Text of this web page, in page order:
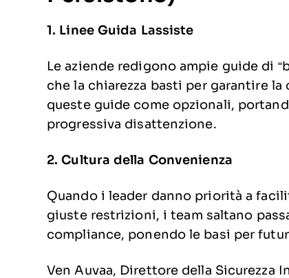
1. Linee Guida Lassiste
Le aziende redigono ampie guide di
che la chiarezza basti per garantire
queste guide come opzionali,
progressiva disattenzione.
2. Cultura della Convenienza
Quando i leader danno priorità a
giuste restrizioni, i team saltano
compliance, ponendo le basi per
Ven Auvaa, Direttore della Sicurezza